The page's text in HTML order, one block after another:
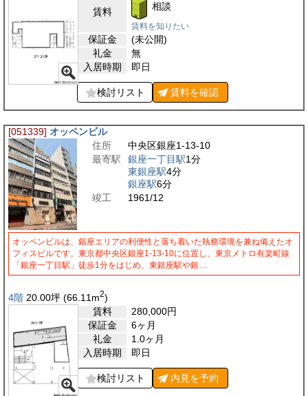
賃料 相談
賃料を知りたい
保証金
(未公開)
礼金
無
入居時期
即日
検討リスト 賃料を確認
[051339] オッペンビル
住所
中央区銀座1-13-10
最寄駅
銀座一丁目駅1分
東銀座駅4分
銀座駅6分
竣工
1961/12
オッペンビルは、銀座エリアの利便性と落ち着いた執務環境を兼ね備えたオ
フィスビルです。東京都中央区銀座1-13-10に位置し、東京メトロ有楽町線
「銀座一丁目駅」徒歩1分をはじめ、東銀座駅や銀…
4階 20.00坪 (66.11 m2)
賃料
280,000円
保証金
6ヶ月
礼金
1.0ヶ月
入居時期
即日
検討リスト 内見を予約